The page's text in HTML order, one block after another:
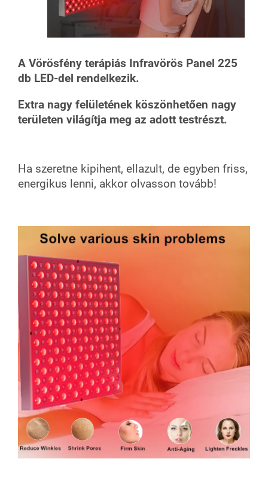
A Vörösfény terápiás Infravörös Panel 225
db LED-del rendelkezik.
Extra nagy felületének köszönhetően nagy
területen világítja meg az adott testrészt.
Ha szeretne kipihent, ellazult, de egyben friss,
energikus lenni, akkor olvasson tovább!